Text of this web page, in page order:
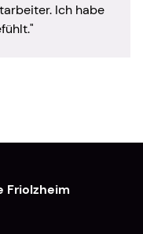
Ich habe
Friolzheim